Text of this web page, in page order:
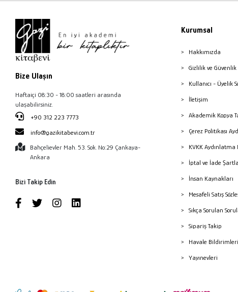
Bize Ulaşın
Haftaiçi 08:30 - 18:00 saatleri arasında
ulaşabilirsiniz.
+90 312 223 7773
info@gazikitabevi.com.tr
Bahçelievler Mah. 53. Sok. No:29 Çankaya-
Ankara
Bizi Takip Edin
Kurumsal
Hakkımızda
Gizlilik ve Güvenlik
Kullanıcı - Üyelik
İletişim
Akademik Kopya
Çerez Politikası
KVKK Aydınlatma
İptal ve İade
İnsan Kaynakları
Mesafeli Satış
Sıkça Sorulan
Sipariş Takip
Havale Bildirimleri
Yayınevleri